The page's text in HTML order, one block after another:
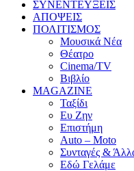
ΣΥΝΕΝΤΕΥΞΕΙΣ
ΑΠΟΨΕΙΣ
ΠΟΛΙΤΙΣΜΟΣ
Μουσικά Νέα
Θέατρο
Cinema/TV
Βιβλίο
MAGAZINE
Ταξίδι
Ευ Ζην
Επιστήμη
Auto – Moto
Συνταγές &
Εδώ Γελάμε